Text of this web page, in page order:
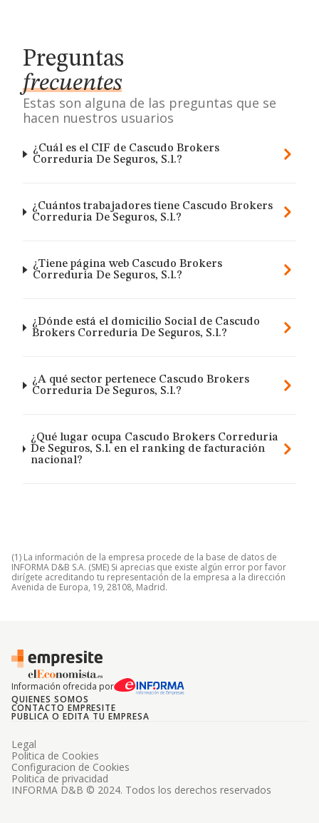
Preguntas
frecuentes
Estas son alguna de las preguntas que se
hacen nuestros usuarios
¿Cuál es el CIF de Cascudo Brokers
Correduria De Seguros, S.l.?
¿Cuántos trabajadores tiene Cascudo Brokers
Correduria De Seguros, S.l.?
¿Tiene página web Cascudo Brokers
Correduria De Seguros, S.l.?
¿Dónde está el domicilio Social de Cascudo
Brokers Correduria De Seguros, S.l.?
¿A qué sector pertenece Cascudo Brokers
Correduria De Seguros, S.l.?
¿Qué lugar ocupa Cascudo Brokers Correduria
De Seguros, S.l. en el ranking de facturación
nacional?
(1) La información de la empresa procede de la base de datos de
INFORMA D&B S.A. (SME) Si aprecias que existe algún error por favor
dirígete acreditando tu representación de la empresa a la dirección
Avenida de Europa, 19, 28108, Madrid.
Información ofrecida por
QUIENES SOMOS
CONTACTO EMPRESITE
PUBLICA O EDITA TU EMPRESA
INFORMA D&B © 2024. Todos los derechos reservados
Legal
Politica de Cookies
Configuracion de Cookies
Politica de privacidad